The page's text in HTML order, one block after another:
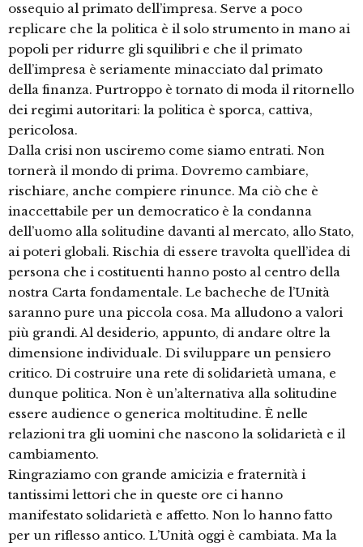
ossequio al primato dell’impresa. Serve a poco
replicare che la politica è il solo strumento in mano ai
popoli per ridurre gli squilibri e che il primato
dell’impresa è seriamente minacciato dal primato
della finanza. Purtroppo è tornato di moda il ritornello
dei regimi autoritari: la politica è sporca, cattiva,
pericolosa.
Dalla crisi non usciremo come siamo entrati. Non
tornerà il mondo di prima. Dovremo cambiare,
rischiare, anche compiere rinunce. Ma ciò che è
inaccettabile per un democratico è la condanna
dell’uomo alla solitudine davanti al mercato, allo Stato,
ai poteri globali. Rischia di essere travolta quell’idea di
persona che i costituenti hanno posto al centro della
nostra Carta fondamentale. Le bacheche de l’Unità
saranno pure una piccola cosa. Ma alludono a valori
più grandi. Al desiderio, appunto, di andare oltre la
dimensione individuale. Di sviluppare un pensiero
critico. Di costruire una rete di solidarietà umana, e
dunque politica. Non è un’alternativa alla solitudine
essere audience o generica moltitudine. È nelle
relazioni tra gli uomini che nascono la solidarietà e il
cambiamento.
Ringraziamo con grande amicizia e fraternità i
tantissimi lettori che in queste ore ci hanno
manifestato solidarietà e affetto. Non lo hanno fatto
per un riflesso antico. L’Unità oggi è cambiata. Ma la